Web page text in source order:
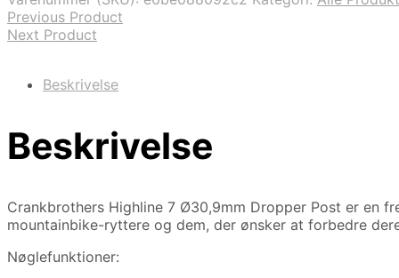
Previous Product
Next Product
Beskrivelse
Beskrivelse
Crankbrothers Highline 7 Ø30,9mm Dropper Post er en
mountainbike-ryttere og dem, der ønsker at forbedre
Nøglefunktioner: